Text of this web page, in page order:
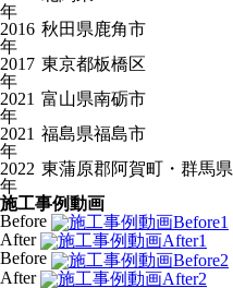
年
2016
年
秋田県鹿角市
2017
年
東京都板橋区
2021
年
富山県南砺市
2021
年
福島県福島市
2022
年
東蒲原郡阿賀町・群馬県
施工事例動画
Before
After
Before
After